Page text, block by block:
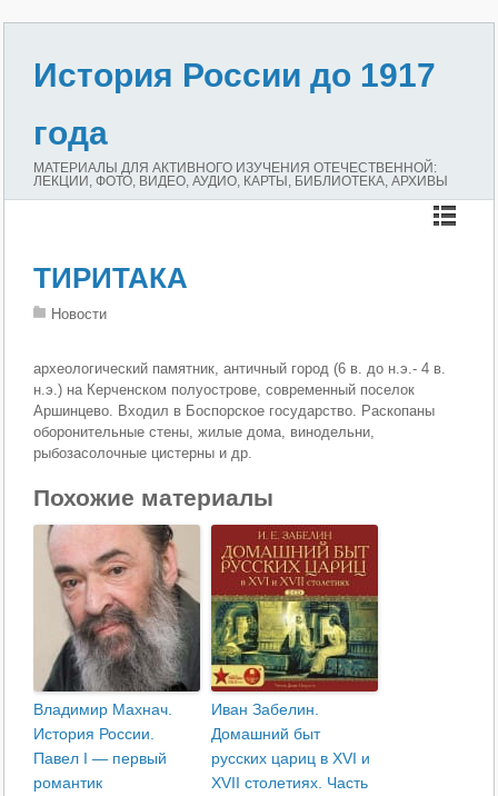
История России до 1917
года
МАТЕРИАЛЫ ДЛЯ АКТИВНОГО ИЗУЧЕНИЯ ОТЕЧЕСТВЕННОЙ:
ЛЕКЦИИ, ФОТО, ВИДЕО, АУДИО, КАРТЫ, БИБЛИОТЕКА, АРХИВЫ
ТИРИТАКА
Новости
археологический памятник, античный город (6 в. до н.э.- 4 в.
н.э.) на Керченском полуострове, современный поселок
Аршинцево. Входил в Боспорское государство. Раскопаны
оборонительные стены, жилые дома, винодельни,
рыбозасолочные цистерны и др.
Похожие материалы
Владимир Махнач.
История России.
Павел I — первый
романтик
Иван Забелин.
Домашний быт
русских цариц в XVI и
XVII столетиях. Часть